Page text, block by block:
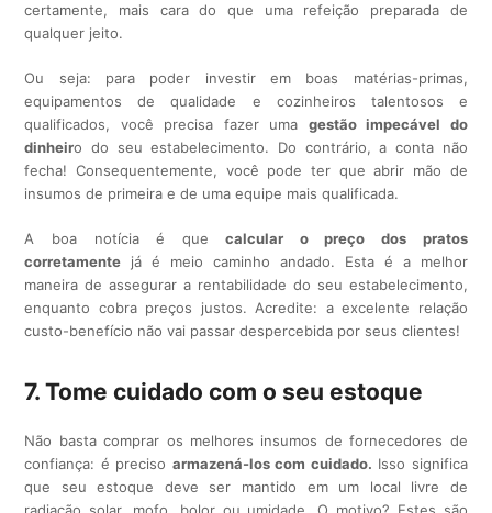
certamente, mais cara do que uma refeição preparada de
qualquer jeito.
Ou seja: para poder investir em boas matérias-primas,
equipamentos de qualidade e cozinheiros talentosos e
qualificados, você precisa fazer uma gestão impecável do
dinheiro do seu estabelecimento. Do contrário, a conta não
fecha! Consequentemente, você pode ter que abrir mão de
insumos de primeira e de uma equipe mais qualificada.
A boa notícia é quecalcular o preço dos pratos
corretamente já é meio caminho andado. Esta é a melhor
maneira de assegurar a rentabilidade do seu estabelecimento,
enquanto cobra preços justos. Acredite: a excelente relação
custo-benefício não vai passar despercebida por seus clientes!
7. Tome cuidado com o seu estoque
Não basta comprar os melhores insumos de fornecedores de
confiança: é preciso armazená-los com cuidado. Isso significa
que seu estoque deve ser mantido em um local livre de